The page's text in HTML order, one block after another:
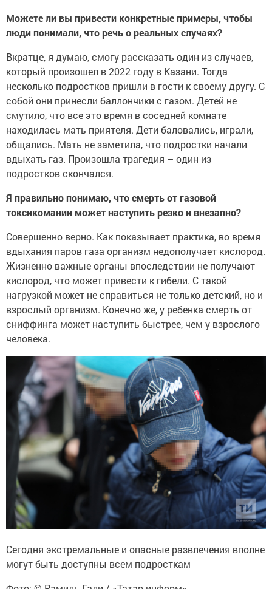
Можете ли вы привести конкретные примеры, чтобы
люди понимали, что речь о реальных случаях?
Вкратце, я думаю, смогу рассказать один из случаев,
который произошел в 2022 году в Казани. Тогда
несколько подростков пришли в гости к своему другу. С
собой они принесли баллончики с газом. Детей не
смутило, что все это время в соседней комнате
находилась мать приятеля. Дети баловались, играли,
общались. Мать не заметила, что подростки начали
вдыхать газ. Произошла трагедия – один из
подростков скончался.
Я правильно понимаю, что смерть от газовой
токсикомании может наступить резко и внезапно?
Совершенно верно. Как показывает практика, во время
вдыхания паров газа организм недополучает кислород.
Жизненно важные органы впоследствии не получают
кислород, что может привести к гибели. С такой
нагрузкой может не справиться не только детский, но и
взрослый организм. Конечно же, у ребенка смерть от
сниффинга может наступить быстрее, чем у взрослого
человека.
Сегодня экстремальные и опасные развлечения вполне
могут быть доступны всем подросткам